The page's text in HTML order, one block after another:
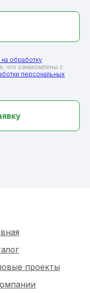
на обработку
что ознакомлены с
персональных
проекты